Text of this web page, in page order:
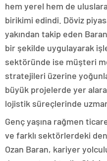
hem yerel hem de
birikimi edindi. Döviz
yakından takip eden
bir şekilde uygulayarak
sektöründe ise müşteri
stratejileri üzerine
büyük projelerde yer
lojistik süreçlerinde
Genç yaşına rağmen
ve farklı sektörlerdeki
Ozan Baran, kariyer